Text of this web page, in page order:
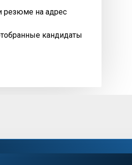
резюме на адрес
кандидаты